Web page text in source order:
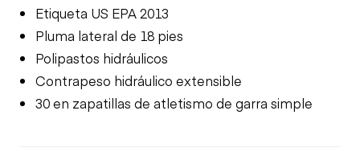
Etiqueta US EPA 2013
Pluma lateral de 18 pies
Polipastos hidráulicos
Contrapeso hidráulico extensible
30 en zapatillas de atletismo de garra simple